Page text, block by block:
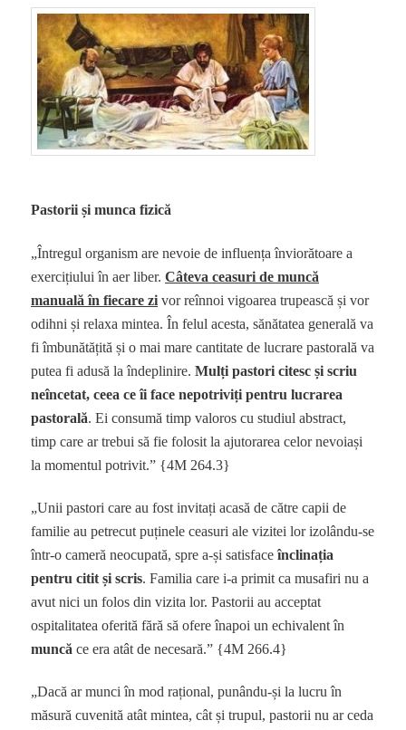
Pastorii și munca fizică
„Întregul organism are nevoie de influența înviorătoare a
exercițiului în aer liber.Câteva ceasuri de muncă
manuală în fiecare zi vor reînnoi vigoarea trupească și vor
odihni și relaxa mintea. În felul acesta, sănătatea generală va
fi îmbunătățită și o mai mare cantitate de lucrare pastorală va
putea fi adusă la îndeplinire.Mulți pastori citesc și scriu
neîncetat, ceea ce îi face nepotriviți pentru lucrarea
pastorală. Ei consumă timp valoros cu studiul abstract,
timp care ar trebui să fie folosit la ajutorarea celor nevoiași
la momentul potrivit.” {4M 264.3}
„Unii pastori care au fost invitați acasă de către capii de
familie au petrecut puținele ceasuri ale vizitei lor izolându-se
într-o cameră neocupată, spre a-și satisfaceînclinația
pentru citit și scris. Familia care i-a primit ca musafiri nu a
avut nici un folos din vizita lor. Pastorii au acceptat
ospitalitatea oferită fără să ofere înapoi un echivalent în
muncă ce era atât de necesară.” {4M 266.4}
„Dacă ar munci în mod rațional, punându-și la lucru în
măsură cuvenită atât mintea, cât și trupul, pastorii nu ar ceda